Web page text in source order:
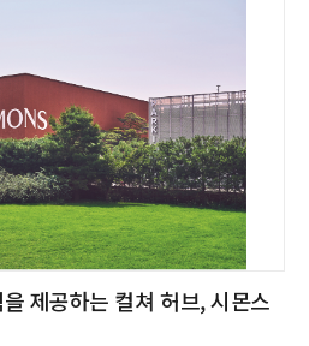
제공하는 컬쳐 허브, 시몬스